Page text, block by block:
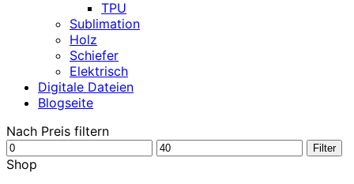
TPU
Sublimation
Holz
Schiefer
Elektrisch
Digitale Dateien
Blogseite
Nach Preis filtern
Min.
Preis
Max.
Filter
Shop